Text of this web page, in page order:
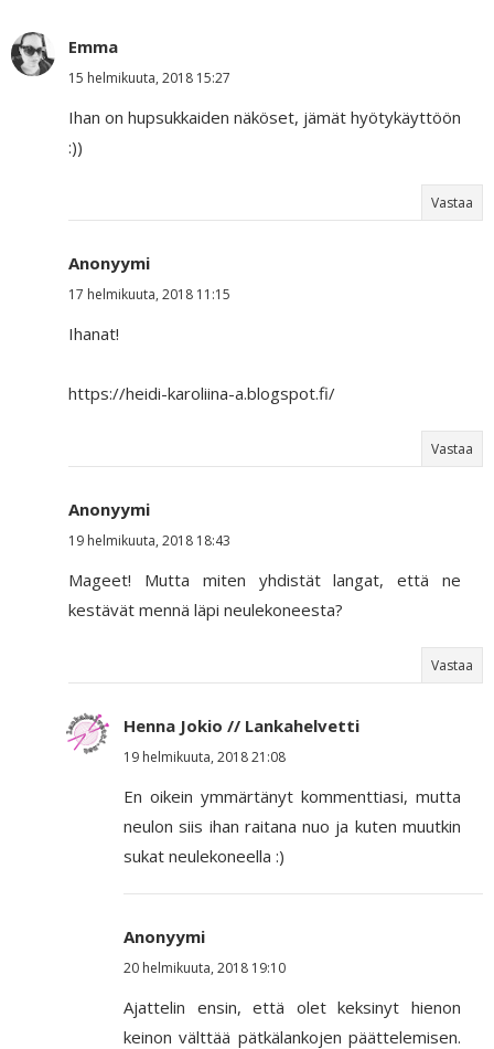
Emma
15 helmikuuta, 2018 15:27
Ihan on hupsukkaiden näköset, jämät hyötykäyttöön
:))
Vastaa
Anonyymi
17 helmikuuta, 2018 11:15
Ihanat!
https://heidi-karoliina-a.blogspot.fi/
Vastaa
Anonyymi
19 helmikuuta, 2018 18:43
Mageet! Mutta miten yhdistät langat, että ne
kestävät mennä läpi neulekoneesta?
Vastaa
Henna Jokio // Lankahelvetti
19 helmikuuta, 2018 21:08
En oikein ymmärtänyt kommenttiasi, mutta
neulon siis ihan raitana nuo ja kuten muutkin
sukat neulekoneella :)
Anonyymi
20 helmikuuta, 2018 19:10
Ajattelin ensin, että olet keksinyt hienon
keinon välttää pätkälankojen päättelemisen.